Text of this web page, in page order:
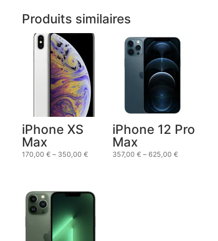
Produits similaires
iPhone XS
Max
170,00 €– 350,00 €
iPhone 12 Pro
Max
357,00€ – 625,00€